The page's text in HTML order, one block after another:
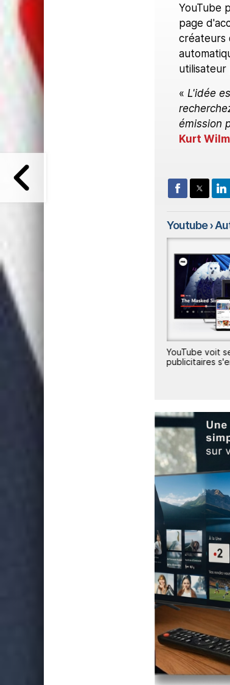
YouTube
page
créateurs
utilisateur
« L'idée
émission
Kurt
Youtube›
Peacock sur YouTube Premium
YouTube voit
publicitaires